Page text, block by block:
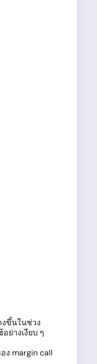
ขึ้นในช่วง
ย่างเงียบ ๆ
ง margin call